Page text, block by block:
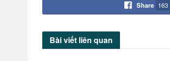
Share 163
Bài viết liên quan